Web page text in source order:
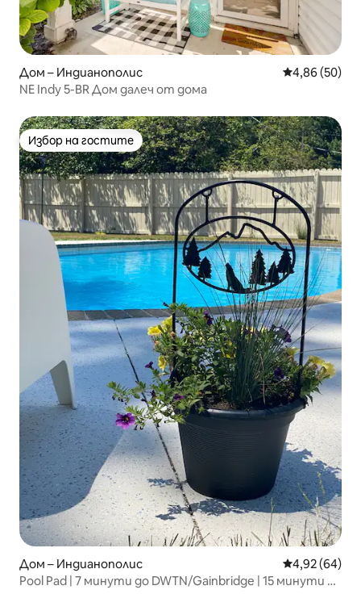
Дом – Индианополис Средна
4,86 (50)
NE Indy 5-BR Дом далеч от дома
Избор на гостите
Избор на гостите
Дом – Индианополис Средна
4,92 (64)
Pool Pad | 7 минути до DWTN/Gainbridge | 15 минути до